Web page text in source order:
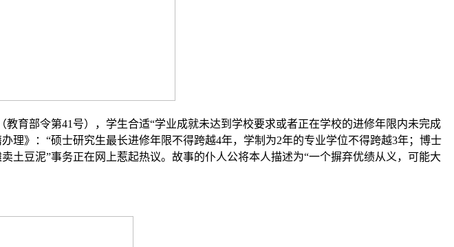
部令第41号），学生合适“学业成就未达到学校要求或者正在学校的进修年限内未完成
》：“硕士研究生最长进修年限不得跨越4年，学制为2年的专业学位不得跨越3年；博士
土豆泥”事务正在网上惹起热议。故事的仆人公将本人描述为“一个摒弃优绩从义，可能大